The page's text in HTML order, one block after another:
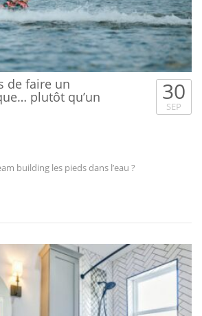
de faire un
plutôt qu’un 30
SEP
building les pieds dans l’eau ?